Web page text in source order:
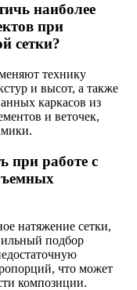
наиболее
при
сетки?
технику
и высот, а также
каркасов из
и веточек,
при работе с
натяжение сетки,
подбор
что может
композиции.